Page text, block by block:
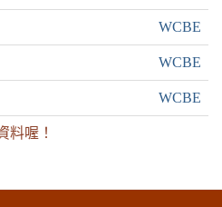
WCBE
WCBE
WCBE
料喔！